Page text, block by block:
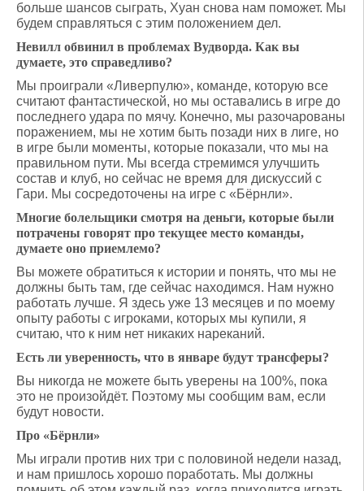
больше шансов сыграть, Хуан снова нам поможет. Мы
будем справляться с этим положением дел.
Невилл обвинил в проблемах Вудворда. Как вы
думаете, это справедливо?
Мы проиграли «Ливерпулю», команде, которую все
считают фантастической, но мы оставались в игре до
последнего удара по мячу. Конечно, мы разочарованы
поражением, мы не хотим быть позади них в лиге, но
в игре были моменты, которые показали, что мы на
правильном пути. Мы всегда стремимся улучшить
состав и клуб, но сейчас не время для дискуссий с
Гари. Мы сосредоточены на игре с «Бёрнли».
Многие болельщики смотря на деньги, которые были
потрачены говорят про текущее место команды,
думаете оно приемлемо?
Вы можете обратиться к истории и понять, что мы не
должны быть там, где сейчас находимся. Нам нужно
работать лучше. Я здесь уже 13 месяцев и по моему
опыту работы с игроками, которых мы купили, я
считаю, что к ним нет никаких нареканий.
Есть ли уверенность, что в январе будут трансферы?
Вы никогда не можете быть уверены на 100%, пока
это не произойдёт. Поэтому мы сообщим вам, если
будут новости.
Про «Бёрнли»
Мы играли против них три с половиной недели назад,
и нам пришлось хорошо поработать. Мы должны